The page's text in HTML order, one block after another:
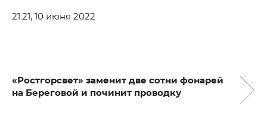
21:21, 10 июня 2022
«Ростгорсвет» заменит две сотни фонарей
на Береговой и починит проводку